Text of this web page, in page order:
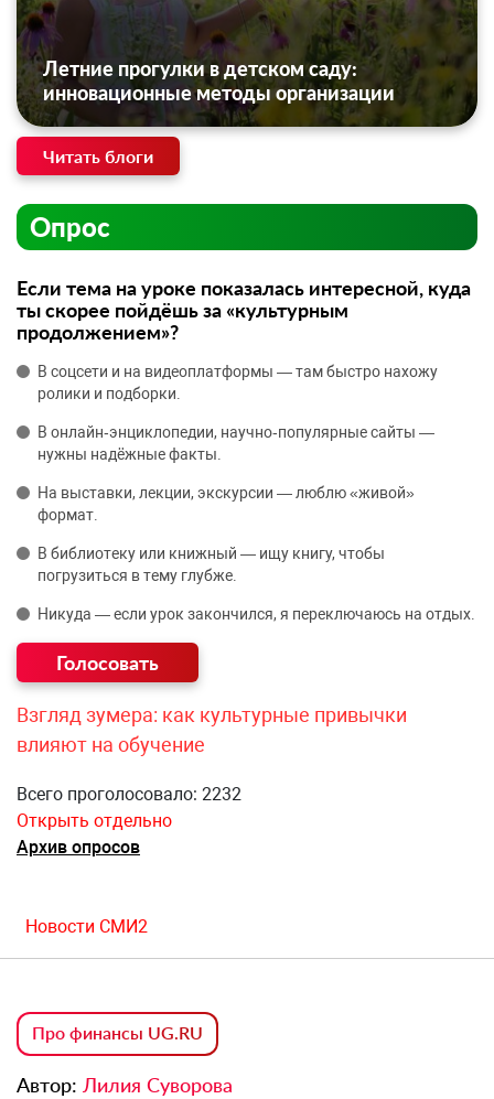
Летние прогулки в детском саду:
инновационные методы организации
Читать блоги
Опрос
Если тема на уроке показалась интересной, куда
ты скорее пойдёшь за «культурным
продолжением»?
В соцсети и на видеоплатформы — там быстро нахожу
ролики и подборки.
В онлайн‑энциклопедии, научно‑популярные сайты —
нужны надёжные факты.
На выставки, лекции, экскурсии — люблю «живой»
формат.
В библиотеку или книжный — ищу книгу, чтобы
погрузиться в тему глубже.
Никуда — если урок закончился, я переключаюсь на отдых.
Взгляд зумера: как культурные привычки
влияют на обучение
Всего проголосовало: 2232
Открыть отдельно
Архив опросов
Новости СМИ2
Про финансы UG.RU
Автор: Лилия Суворова